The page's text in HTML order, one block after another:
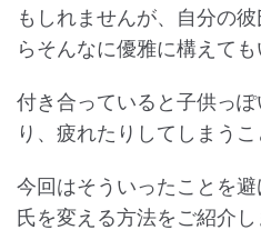
もしれませんが、自分の
らそんなに優雅に構えても
付き合っていると子供っ
り、疲れたりしてしまうこ
今回はそういったことを
氏を変える方法をご紹介し